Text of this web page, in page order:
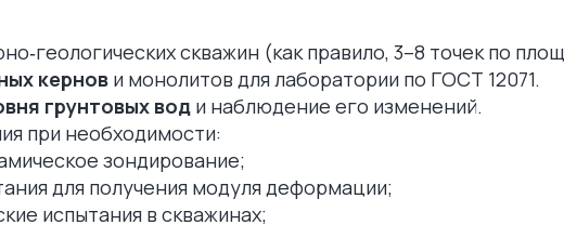
скважин (как правило, 3–8 точек по
кернов и монолитов для лаборатории по ГОСТ 12071.
грунтовых вод и наблюдение его изменений.
при необходимости:
зондирование;
для получения модуля деформации;
испытания в скважинах;